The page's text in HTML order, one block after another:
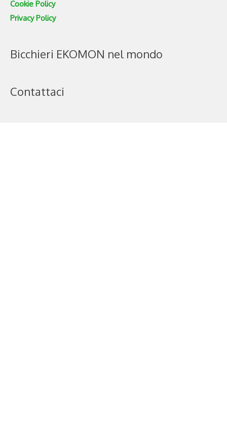
Cookie Policy
Privacy Policy
Bicchieri EKOMON nel mondo
Contattaci